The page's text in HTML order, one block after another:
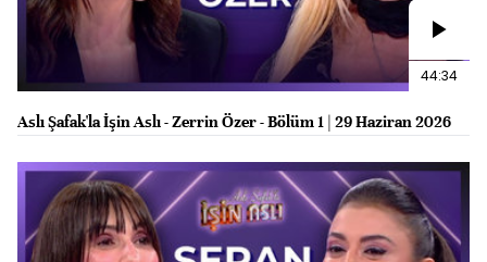
44:34
Aslı Şafak'la İşin Aslı - Zerrin Özer - Bölüm 1 | 29 Haziran 2026